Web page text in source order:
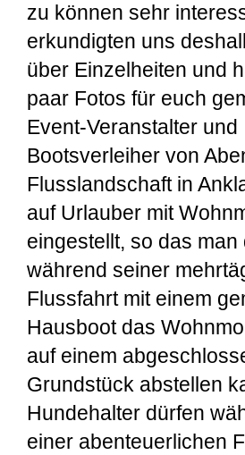
zu können sehr
erkundigten uns
über Einzelheiten und
paar Fotos für euch
Event-Veranstalter und
Bootsverleiher von
Flusslandschaft in
auf Urlauber mit
eingestellt, so das man
während seiner
Flussfahrt mit einem
Hausboot das
auf einem
Grundstück abstellen
Hundehalter dürfen
einer abenteuerlichen